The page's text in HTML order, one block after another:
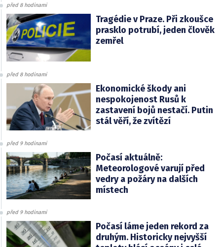
před 8 hodinami
Tragédie v Praze. Při zkoušce
prasklo potrubí, jeden člověk
zemřel
před 8 hodinami
Ekonomické škody ani
nespokojenost Rusů k
zastavení bojů nestačí. Putin
stál věří, že zvítězí
před 9 hodinami
Počasí aktuálně:
Meteorologové varují před
vedry a požáry na dalších
místech
před 9 hodinami
Počasí láme jeden rekord za
druhým. Historicky nejvyšší